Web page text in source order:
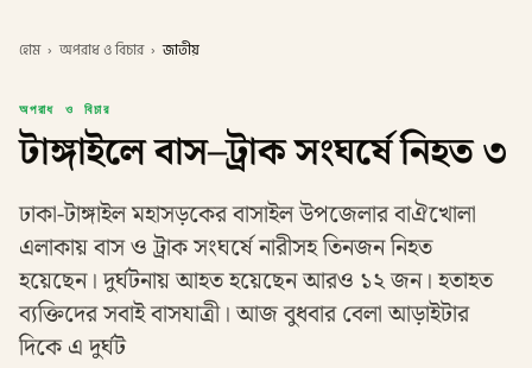
হোম › অপরাধ ও বিচার › জাতীয়
অপরাধ ও বিচার
টাঙ্গাইলে বাস–ট্রাক সংঘর্ষে নিহত ৩
ঢাকা-টাঙ্গাইল মহাসড়কের বাসাইল উপজেলার বাঐখোলা
এলাকায় বাস ও ট্রাক সংঘর্ষে নারীসহ তিনজন নিহত
হয়েছেন। দুর্ঘটনায় আহত হয়েছেন আরও ১২ জন। হতাহত
ব্যক্তিদের সবাই বাসযাত্রী। আজ বুধবার বেলা আড়াইটার
দিকে এ দুর্ঘট